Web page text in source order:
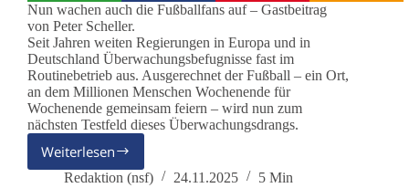
Nun wachen auch die Fußballfans auf – Gastbeitrag
von Peter Scheller.
Seit Jahren weiten Regierungen in Europa und in
Deutschland Überwachungsbefugnisse fast im
Routinebetrieb aus. Ausgerechnet der Fußball – ein Ort,
an dem Millionen Menschen Wochenende für
Wochenende gemeinsam feiern – wird nun zum
nächsten Testfeld dieses Überwachungsdrangs.
Weiterlesen
Nun
wachen
Redaktion (nsf) 24.11.2025 5 Min